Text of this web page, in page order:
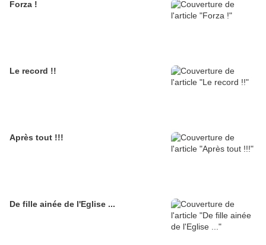
Forza !
Le record !!
Après tout !!!
De fille ainée de l'Eglise ...